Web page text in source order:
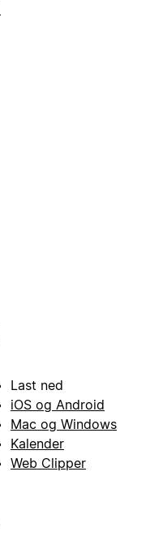
Last ned
iOS og Android
Mac og Windows
Kalender
Web Clipper